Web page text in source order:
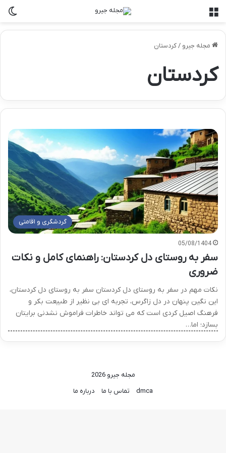
مجله جیرو /کردستان
کردستان
گردشگری و اقامتی
05/08/1404
سفر به روستای دل کردستان: راهنمای کامل و نکات
ضروری
نکات مهم در سفر به روستای دل کردستان سفر به روستای دل کردستان،
این نگین پنهان در دل زاگرس، تجربه ای بی نظیر از طبیعت بکر و
فرهنگ اصیل کردی است که می تواند خاطرات فراموش نشدنی برایتان
بسازد؛ اما…
مجله جیرو 2026
dmca
تماس با ما درباره ما